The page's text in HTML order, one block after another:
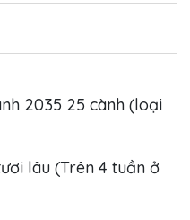
2035 25 cành (loại
lâu (Trên 4 tuần ở